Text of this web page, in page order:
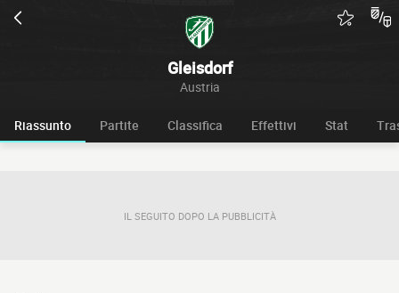
Gleisdorf
Austria
Riassunto Partite Classifica Effettivi Stat
IL SEGUITO DOPO LA PUBBLICITÀ